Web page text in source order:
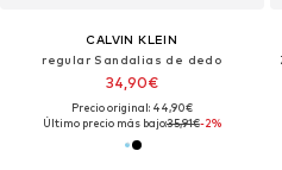
CALVIN KLEIN
regular Sandalias de dedo
34,90€
Precio original: 44,90€
Último precio más bajo:35,91€-2%